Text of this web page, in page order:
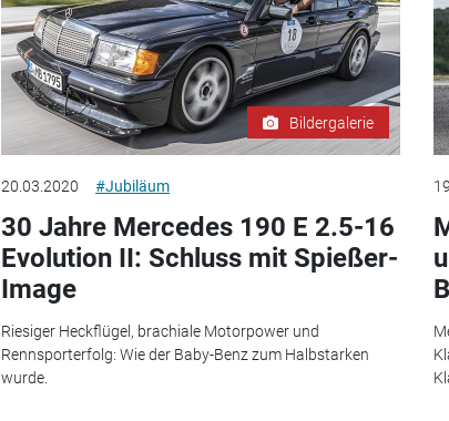
Bildergalerie
20.03.2020 #Jubiläum
30 Jahre Mercedes 190 E 2.5-16
Evolution II: Schluss mit Spießer-
Image
Riesiger Heckflügel, brachiale Motorpower und
Rennsporterfolg: Wie der Baby-Benz zum Halbstarken
wurde.